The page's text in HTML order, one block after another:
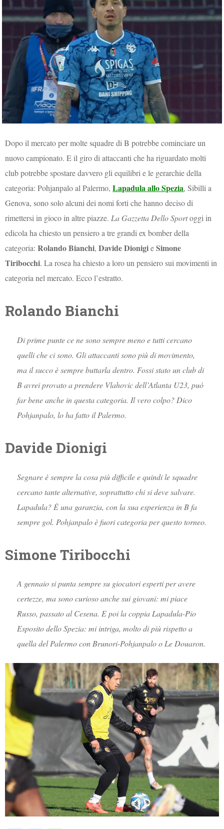
Dopo il mercato per molte squadre di B potrebbe cominciare un
nuovo campionato. E il giro di attaccanti che ha riguardato molti
club potrebbe spostare davvero gli equilibri e le gerarchie della
categoria: Pohjanpalo al Palermo,Lapadula allo Spezia, Sibilli a
Genova, sono solo alcuni dei nomi forti che hanno deciso di
rimettersi in gioco in altre piazze. La Gazzetta Dello Sportoggi in
edicola ha chiesto un pensiero a tre grandi ex bomber della
categoria:Rolando Bianchi,Davide DionigieSimone
Tiribocchi. La rosea ha chiesto a loro un pensiero sui movimenti in
categoria nel mercato. Ecco l’estratto.
Rolando Bianchi
Di prime punte ce ne sono sempre meno e tutti cercano
quelli che ci sono. Gli attaccanti sono più di movimento,
ma il succo è sempre buttarla dentro. Fossi stato un club di
B avrei provato a prendere Vlahovic dell’Atlanta U23, può
far bene anche in questa categoria. Il vero colpo? Dico
Pohjanpalo, lo ha fatto il Palermo.
Davide Dionigi
Segnare è sempre la cosa più difficile e quindi le squadre
cercano tante alternative, soprattutto chi si deve salvare.
Lapadula? È una garanzia, con la sua esperienza in B fa
sempre gol. Pohjanpalo è fuori categoria per questo torneo.
Simone Tiribocchi
A gennaio si punta sempre su giocatori esperti per avere
certezze, ma sono curioso anche sui giovani: mi piace
Russo, passato al Cesena. E poi la coppia Lapadula-Pio
Esposito dello Spezia: mi intriga, molto di più rispetto a
quella del Palermo con Brunori-Pohjanpalo o Le Douaron.